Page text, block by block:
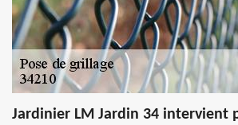
Jardinier LM Jardin 34 intervient